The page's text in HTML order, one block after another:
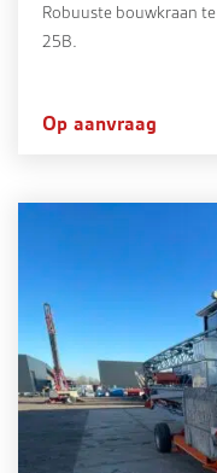
Robuuste bouwkraan
25B.
Op aanvraag